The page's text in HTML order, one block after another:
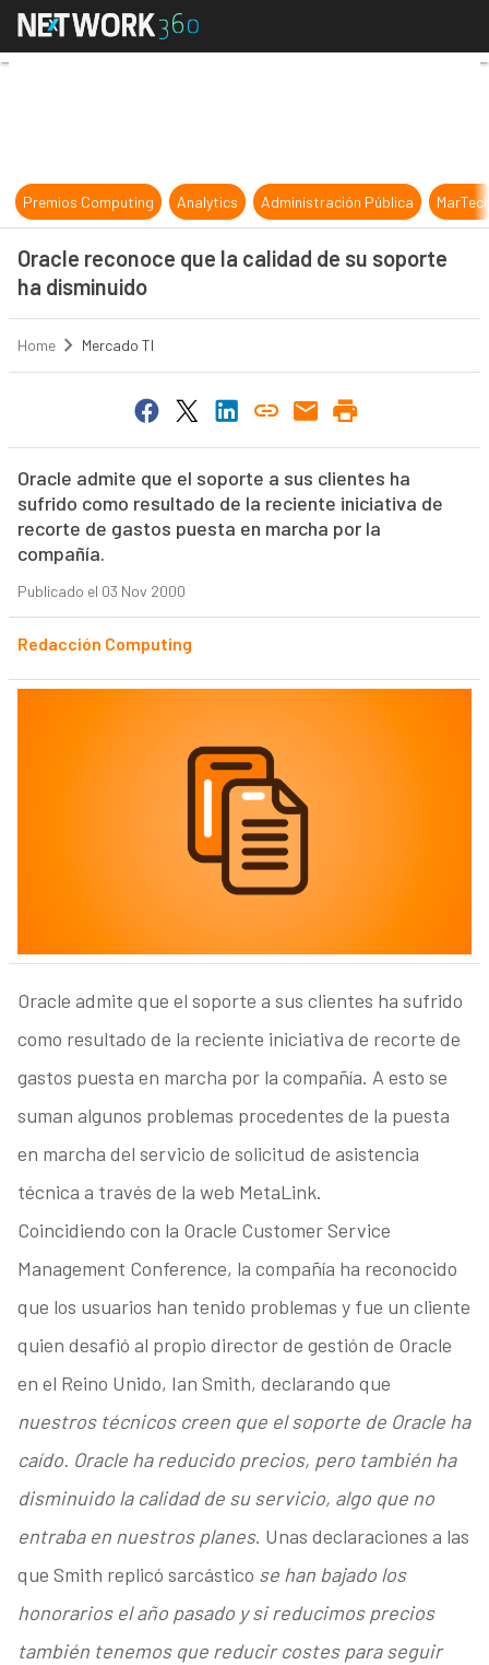
Oracle reconoce que la calidad de
Premios Computing Analytics Administración Pública
Oracle reconoce que la calidad de su soporte
ha disminuido
Home Mercado TI
Oracle admite que el soporte a sus clientes ha
sufrido como resultado de la reciente iniciativa de
recorte de gastos puesta en marcha por la
compañía.
Publicado el 03 Nov 2000
Redacción Computing
Oracle admite que el soporte a sus clientes ha sufrido
como resultado de la reciente iniciativa de recorte de
gastos puesta en marcha por la compañía. A esto se
suman algunos problemas procedentes de la puesta
en marcha del servicio de solicitud de asistencia
técnica a través de la web MetaLink.
Coincidiendo con la Oracle Customer Service
Management Conference, la compañía ha reconocido
que los usuarios han tenido problemas y fue un cliente
quien desafió al propio director de gestión de Oracle
en el Reino Unido, Ian Smith, declarando que
nuestros técnicos creen que el soporte de Oracle ha
caído. Oracle ha reducido precios, pero también ha
disminuido la calidad de su servicio, algo que no
entraba en nuestros planes. Unas declaraciones a las
que Smith replicó sarcástico se han bajado los
honorarios el año pasado y si reducimos precios
también tenemos que reducir costes para seguir